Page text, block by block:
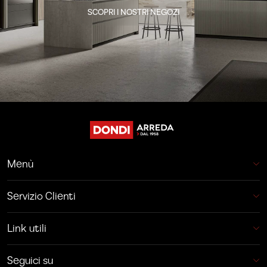
SCOPRI I NOSTRI NEGOZI
Menù
Servizio Clienti
Link utili
Seguici su